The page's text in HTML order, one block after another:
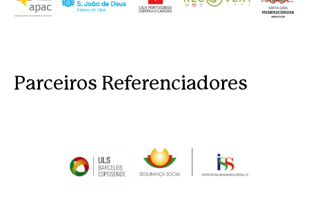
Parceiros Referenciadores